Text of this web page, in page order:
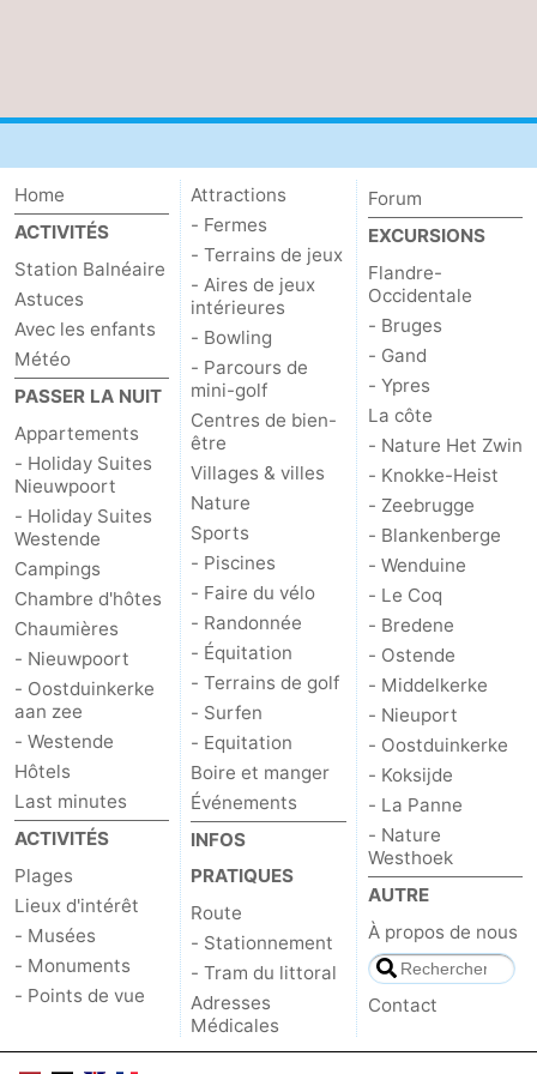
Home
ACTIVITÉS
Station Balnéaire
Astuces
Avec les enfants
Météo
PASSER LA NUIT
Appartements
- Holiday Suites
Nieuwpoort
- Holiday Suites
Westende
Campings
Chambre d'hôtes
Chaumières
- Nieuwpoort
- Oostduinkerke
aan zee
- Westende
Hôtels
Last minutes
ACTIVITÉS
Plages
Lieux d'intérêt
- Musées
- Monuments
- Points de vue
Attractions
- Fermes
- Terrains de jeux
- Aires de jeux
intérieures
- Bowling
- Parcours de
mini-golf
Centres de bien-
être
Villages & villes
Nature
Sports
- Piscines
- Faire du vélo
- Randonnée
- Équitation
- Terrains de golf
- Surfen
- Equitation
Boire et manger
Événements
INFOS
PRATIQUES
Route
- Stationnement
- Tram du littoral
Adresses
Médicales
Forum
EXCURSIONS
Flandre-
Occidentale
- Bruges
- Gand
- Ypres
La côte
- Nature Het Zwin
- Knokke-Heist
- Zeebrugge
- Blankenberge
- Wenduine
- Le Coq
- Bredene
- Ostende
- Middelkerke
- Nieuport
- Oostduinkerke
- Koksijde
- La Panne
- Nature
Westhoek
AUTRE
À propos de nous
Contact